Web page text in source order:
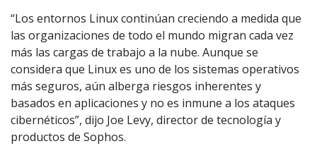
“Los entornos Linux continúan creciendo a medida que
las organizaciones de todo el mundo migran cada vez
más las cargas de trabajo a la nube. Aunque se
considera que Linux es uno de los sistemas operativos
más seguros, aún alberga riesgos inherentes y
basados ​​en aplicaciones y no es inmune a los ataques
cibernéticos”, dijo Joe Levy, director de tecnología y
productos de Sophos.